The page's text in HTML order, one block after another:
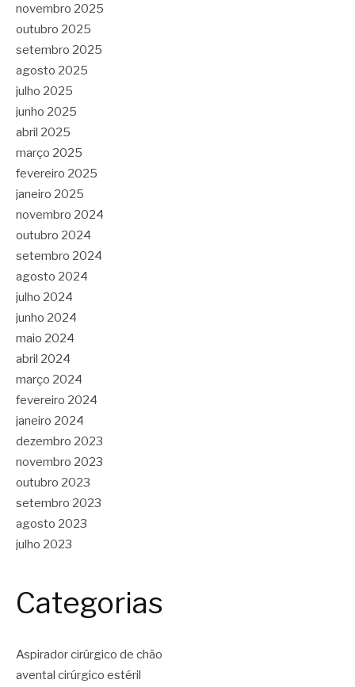
novembro 2025
outubro 2025
setembro 2025
agosto 2025
julho 2025
junho 2025
abril 2025
março 2025
fevereiro 2025
janeiro 2025
novembro 2024
outubro 2024
setembro 2024
agosto 2024
julho 2024
junho 2024
maio 2024
abril 2024
março 2024
fevereiro 2024
janeiro 2024
dezembro 2023
novembro 2023
outubro 2023
setembro 2023
agosto 2023
julho 2023
Categorias
Aspirador cirúrgico de chão
avental cirúrgico estéril